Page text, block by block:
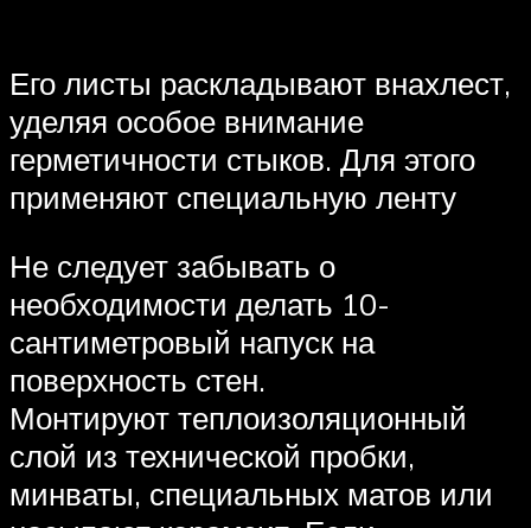
Его листы раскладывают внахлест,
уделяя особое внимание
герметичности стыков. Для этого
применяют специальную ленту
Не следует забывать о
необходимости делать 10-
сантиметровый напуск на
поверхность стен.
Монтируют теплоизоляционный
слой из технической пробки,
минваты, специальных матов или